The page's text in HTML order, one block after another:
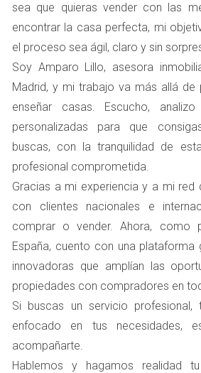
Caso 1: La Casa de Ana
Ana decidió vender su casa
más de diez años. Antes de ponerla
cuenta de que necesitaba algunas
pintar las paredes, reparar las
cambiar los grifos viejos por
resultado fue sorprendente: su casa
de un mes y recibió una oferta
que había establecido. Este caso
pequeñas inversiones pueden
beneficios. Si estás considerando
recuerda que una presentación
maravillas.
Caso 2: El Piso de Carlos
Carlos tenía un piso en una zona
Madrid, pero descuidó el
Cuando decidió venderlo, se
sea que quieras vender con las
encontrar la casa perfecta, mi
el proceso sea ágil, claro y sin
Soy Amparo Lillo, asesora
Madrid, y mi trabajo va más allá de
enseñar casas. Escucho,
personalizadas para que
buscas, con la tranquilidad de
profesional comprometida.
Gracias a mi experiencia y a mi
con clientes nacionales e
comprar o vender. Ahora, como
España, cuento con una plataforma
innovadoras que amplían las
propiedades con compradores en
Si buscas un servicio profesional,
enfocado en tus necesidades,
acompañarte.
Hablemos y hagamos realidad